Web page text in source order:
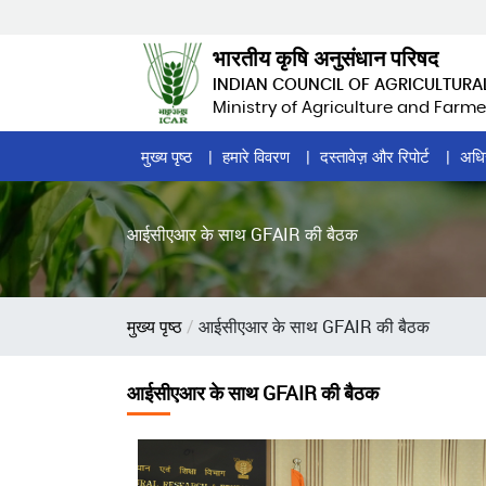
भारतीय कृषि अनुसंधान परिषद
INDIAN COUNCIL OF
Ministry of Agriculture and
Home
Page
Menu
मुख्य पृष्ठ हमारे विवरण दस्तावेज़ और रिपोर्ट
आईसीएआर के साथ GFAIR की बैठक
पग
मुख्य पृष्ठ आईसीएआर के साथ GFAIR की बैठक
आईसीएआर के साथ GFAIR की बैठक